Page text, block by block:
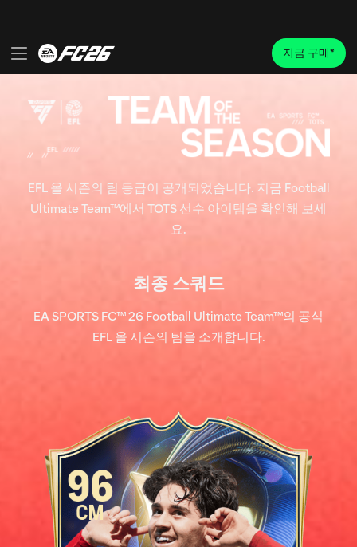
EFL 올 시즌의 팀 등급이 공개되었습니다. 지금 Football
Ultimate Team™에서 TOTS 선수 아이템을 확인해 보세
요.
최종 스쿼드
EA SPORTS FC™ 26 Football Ultimate Team™의 공식
EFL 올 시즌의 팀을 소개합니다.